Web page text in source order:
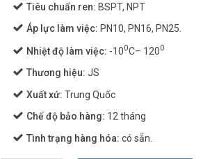
Tiêu chuẩn ren: BSPT, NPT
Áp lực làm việc: PN10, PN16, PN25.
Nhiệt độ làm việc: -100C– 1200
Thương hiệu: JS
Xuất xứ: Trung Quốc
Chế độ bảo hàng: 12 tháng
Tình trạng hàng hóa:có sẵn.